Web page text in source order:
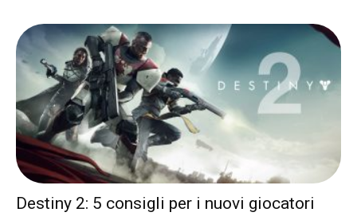
Destiny 2: 5 consigli per i nuovi giocatori